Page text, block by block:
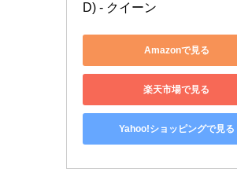
D) - クイーン
Amazonで見る
楽天市場で見る
Yahoo!ショッピングで見る